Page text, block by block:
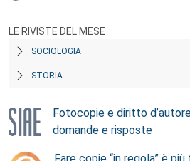
LE RIVISTE DEL MESE
SOCIOLOGIA
STORIA
Fotocopie e diritto
domande e risposte